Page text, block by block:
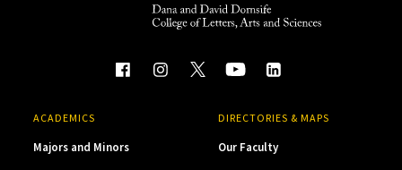
ACADEMICS
Majors and Minors
DIRECTORIES & MAPS
Our Faculty